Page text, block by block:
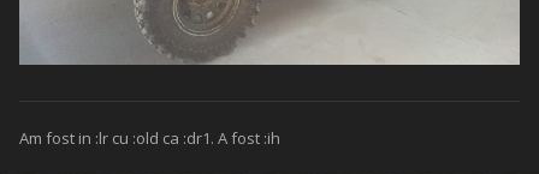
Am fost in :lr cu :old ca :dr1. A fost :ih